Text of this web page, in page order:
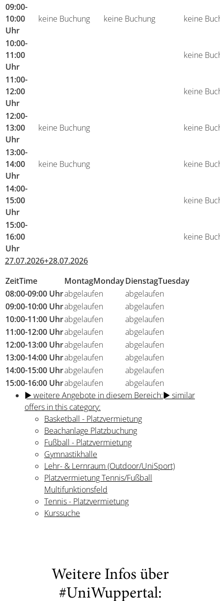
09:00-
10:00
Uhr
keine Buchung keine Buchung keine
10:00-
11:00
Uhr
keine
11:00-
12:00
Uhr
keine
12:00-
13:00
Uhr
keine Buchung keine
13:00-
14:00
Uhr
keine Buchung keine
14:00-
15:00
Uhr
keine
15:00-
16:00
Uhr
keine
27.07.2026+28.07.2026
ZeitTime MontagMondayDienstagTuesday
08:00-09:00 Uhrabgelaufen
abgelaufen
09:00-10:00 Uhrabgelaufen
abgelaufen
10:00-11:00 Uhrabgelaufen
abgelaufen
11:00-12:00 Uhrabgelaufen
abgelaufen
12:00-13:00 Uhrabgelaufen
abgelaufen
13:00-14:00 Uhrabgelaufen
abgelaufen
14:00-15:00 Uhrabgelaufen
abgelaufen
15:00-16:00 Uhrabgelaufen
abgelaufen
► weitere Angebote in diesem Bereich:► similar
offers in this category:
Basketball - Platzvermietung
Beachanlage Platzbuchung
Fußball - Platzvermietung
Gymnastikhalle
Lehr- & Lernraum (Outdoor/UniSport)
Platzvermietung Tennis/Fußball
Multifunktionsfeld
Tennis - Platzvermietung
Kurssuche
Weitere Infos über
#UniWuppertal: